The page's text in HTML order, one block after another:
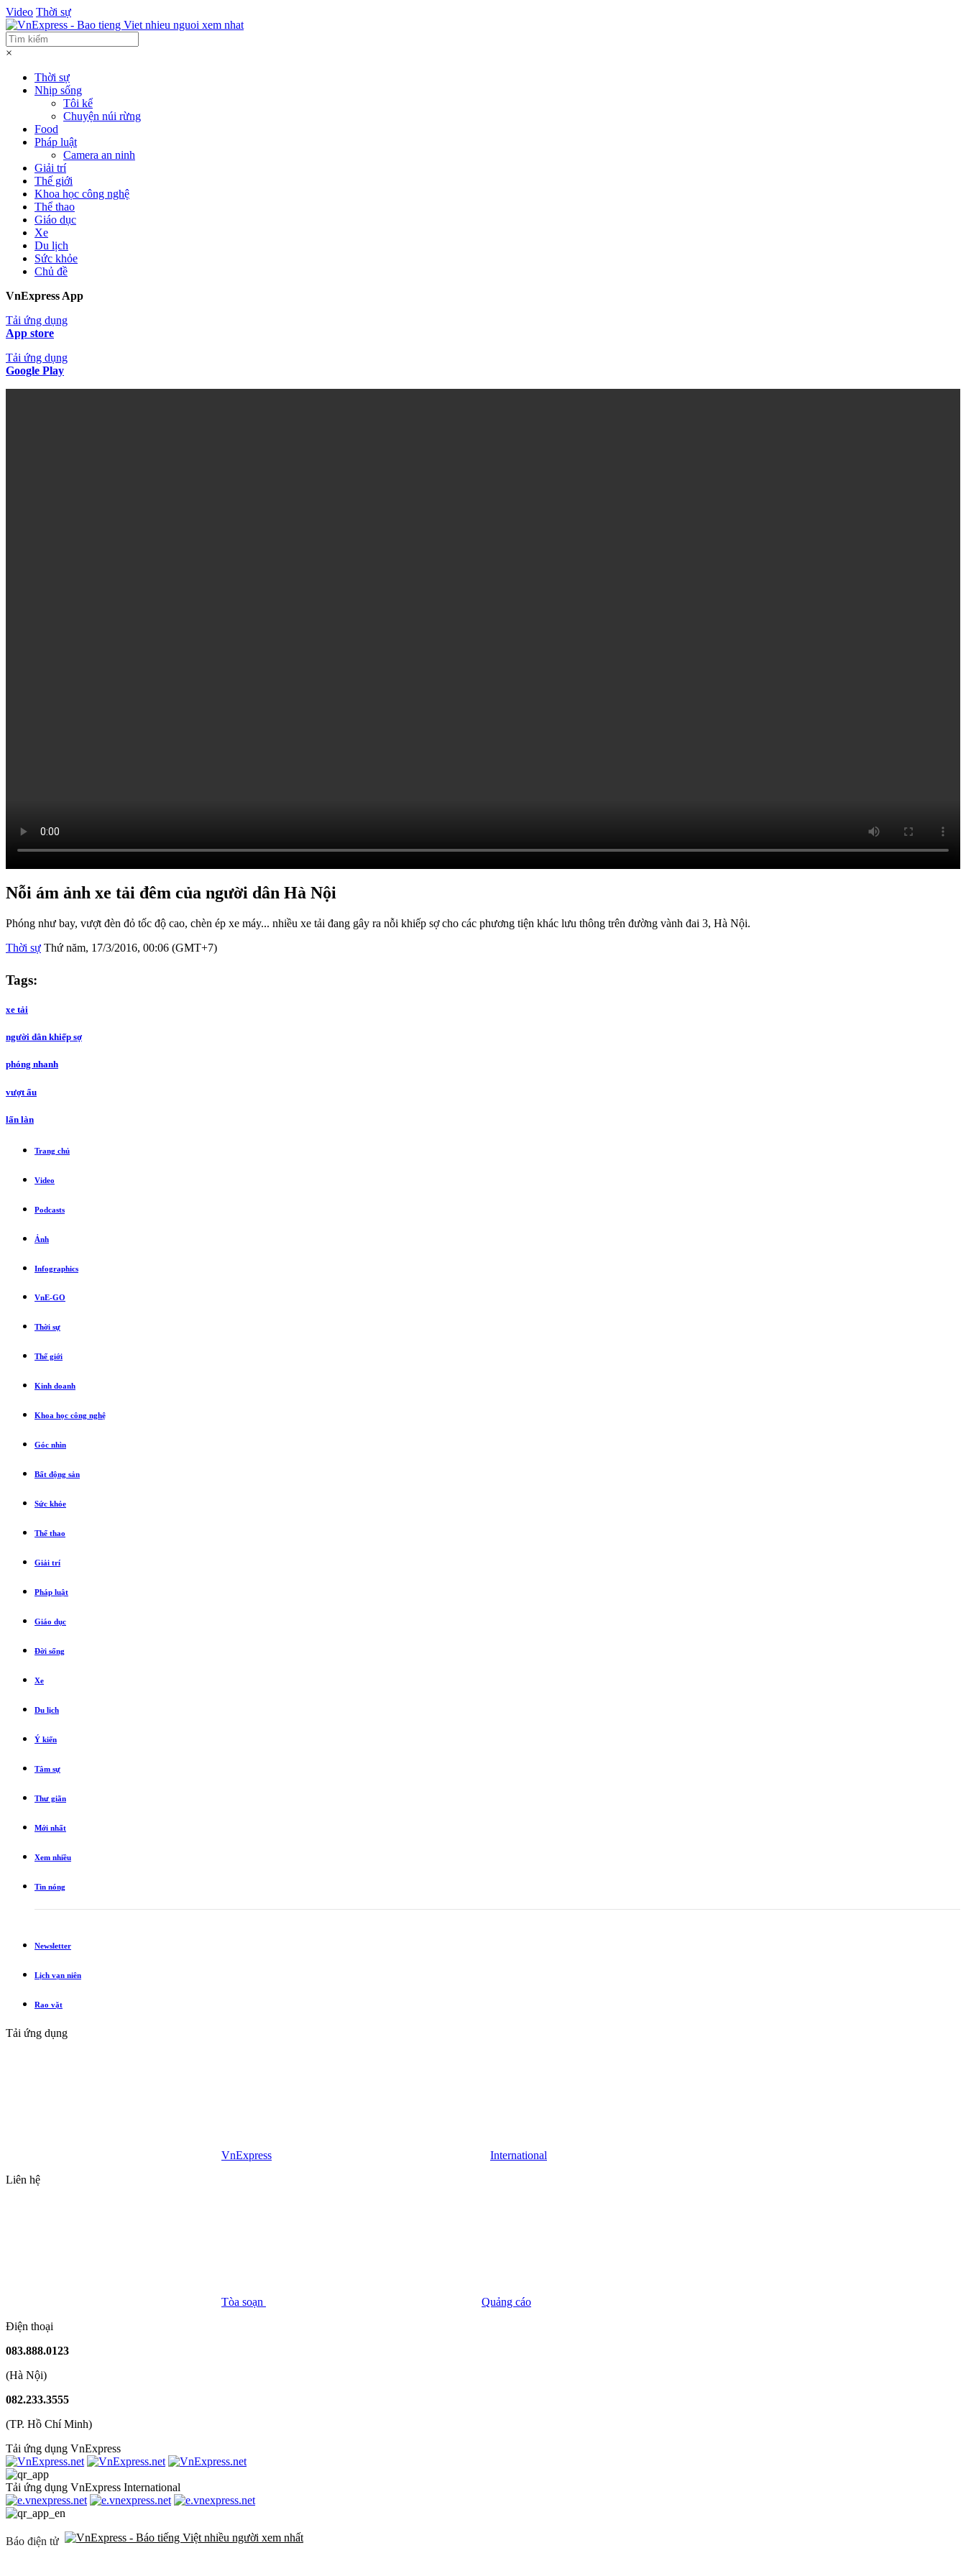
Video Thời sự
×
Thời sự
Nhịp sống
Tôi kể
Chuyện núi rừng
Food
Pháp luật
Camera an ninh
Giải trí
Thế giới
Khoa học công nghệ
Thể thao
Giáo dục
Xe
Du lịch
Sức khỏe
Chủ đề
VnExpress App
Tải ứng dụng
App store
Tải ứng dụng
Google Play
Nỗi ám ảnh xe tải đêm của người dân Hà Nội
Phóng như bay, vượt đèn đỏ tốc độ cao, chèn ép xe máy... nhiều xe tải đang gây ra nỗi khiếp sợ cho các phương tiện khác lưu thông trên đường vành đai 3, Hà Nội.
Thời sự Thứ năm, 17/3/2016, 00:06 (GMT+7)
Tags:
xe tải
người dân khiếp sợ
phóng nhanh
vượt ẩu
lấn làn
Trang chủ
Video
Podcasts
Ảnh
Infographics
VnE-GO
Thời sự
Thế giới
Kinh doanh
Khoa học công nghệ
Góc nhìn
Bất động sản
Sức khỏe
Thể thao
Giải trí
Pháp luật
Giáo dục
Đời sống
Xe
Du lịch
Ý kiến
Tâm sự
Thư giãn
Mới nhất
Xem nhiều
Tin nóng
Newsletter
Lịch vạn niên
Rao vặt
Tải ứng dụng
VnExpress
International
Liên hệ
Tòa soạn
Quảng cáo
Điện thoại
083.888.0123
(Hà Nội)
082.233.3555
(TP. Hồ Chí Minh)
Tải ứng dụng VnExpress
Tải ứng dụng VnExpress International
Báo điện tử